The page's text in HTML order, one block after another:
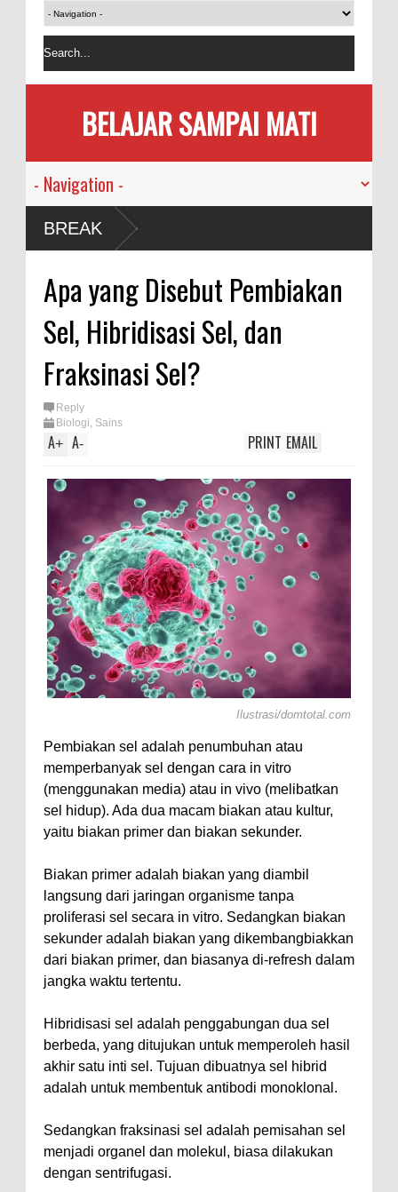
BELAJAR SAMPAI MATI
BREAK
Apa yang Disebut Pembiakan
Sel, Hibridisasi Sel, dan
Fraksinasi Sel?
Reply
Biologi, Sains
A+ A- EMAIL
PRINT
Ilustrasi/domtotal.com
Pembiakan sel adalah penumbuhan atau
memperbanyak sel dengan cara in vitro
(menggunakan media) atau in vivo (melibatkan
sel hidup). Ada dua macam biakan atau kultur,
yaitu biakan primer dan biakan sekunder.
Biakan primer adalah biakan yang diambil
langsung dari jaringan organisme tanpa
proliferasi sel secara in vitro. Sedangkan biakan
sekunder adalah biakan yang dikembangbiakkan
dari biakan primer, dan biasanya di-refresh dalam
jangka waktu tertentu.
Hibridisasi sel adalah penggabungan dua sel
berbeda, yang ditujukan untuk memperoleh hasil
akhir satu inti sel. Tujuan dibuatnya sel hibrid
adalah untuk membentuk antibodi monoklonal.
Sedangkan fraksinasi sel adalah pemisahan sel
menjadi organel dan molekul, biasa dilakukan
dengan sentrifugasi.